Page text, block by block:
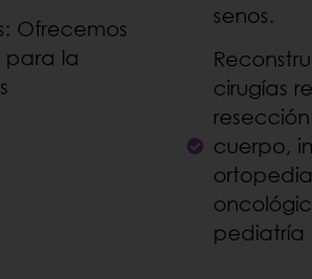
Ofrecemos
para la
senos.
cirugías
cuerpo,
pediatría